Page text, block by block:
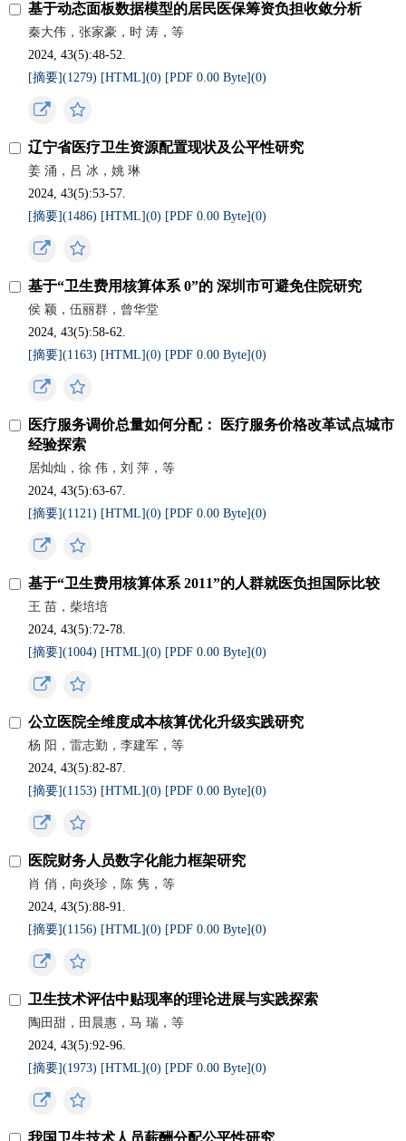
基于动态面板数据模型的居民医保筹资负担收敛分析
秦大伟，张家豪，时 涛，等
2024, 43(5):48-52.
[摘要](1279) [HTML](0) [PDF 0.00 Byte](0)
辽宁省医疗卫生资源配置现状及公平性研究
姜 涌，吕 冰，姚 琳
2024, 43(5):53-57.
[摘要](1486) [HTML](0) [PDF 0.00 Byte](0)
基于“卫生费用核算体系 0”的 深圳市可避免住院研究
侯 颖，伍丽群，曾华堂
2024, 43(5):58-62.
[摘要](1163) [HTML](0) [PDF 0.00 Byte](0)
医疗服务调价总量如何分配： 医疗服务价格改革试点城市
经验探索
居灿灿，徐 伟，刘 萍，等
2024, 43(5):63-67.
[摘要](1121) [HTML](0) [PDF 0.00 Byte](0)
基于“卫生费用核算体系 2011”的人群就医负担国际比较
王 苗，柴培培
2024, 43(5):72-78.
[摘要](1004) [HTML](0) [PDF 0.00 Byte](0)
公立医院全维度成本核算优化升级实践研究
杨 阳，雷志勤，李建军，等
2024, 43(5):82-87.
[摘要](1153) [HTML](0) [PDF 0.00 Byte](0)
医院财务人员数字化能力框架研究
肖 俏，向炎珍，陈 隽，等
2024, 43(5):88-91.
[摘要](1156) [HTML](0) [PDF 0.00 Byte](0)
卫生技术评估中贴现率的理论进展与实践探索
陶田甜，田晨惠，马 瑞，等
2024, 43(5):92-96.
[摘要](1973) [HTML](0) [PDF 0.00 Byte](0)
我国卫生技术人员薪酬分配公平性研究